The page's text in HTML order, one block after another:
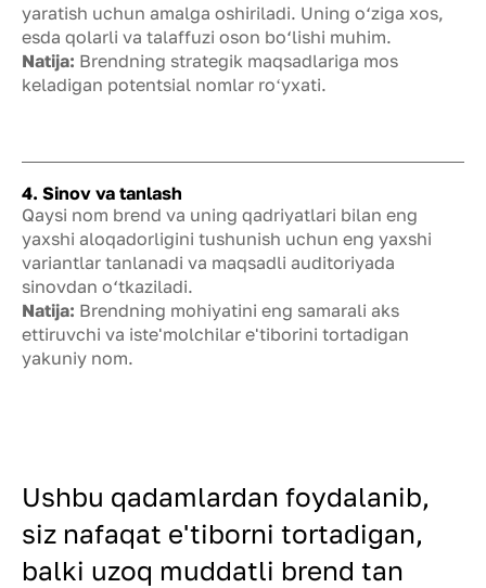
yaratish uchun amalga oshiriladi. Uning o‘ziga xos,
esda qolarli va talaffuzi oson bo‘lishi muhim.
Natija: Brendning strategik maqsadlariga mos
keladigan potentsial nomlar roʻyxati.
4. Sinov va tanlash
Qaysi nom brend va uning qadriyatlari bilan eng
yaxshi aloqadorligini tushunish uchun eng yaxshi
variantlar tanlanadi va maqsadli auditoriyada
sinovdan o‘tkaziladi.
Natija: Brendning mohiyatini eng samarali aks
ettiruvchi va iste'molchilar e'tiborini tortadigan
yakuniy nom.
Ushbu qadamlardan foydalanib,
siz nafaqat e'tiborni tortadigan,
balki uzoq muddatli brend tan